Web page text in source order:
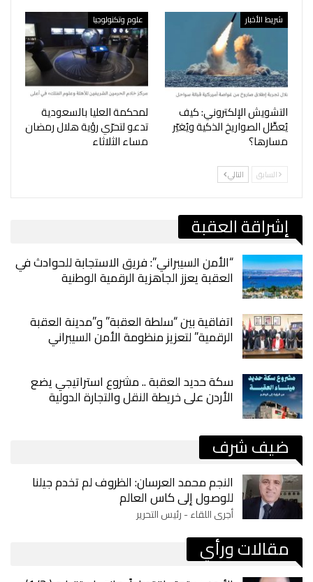
شريط الأخبار
التشويش الإلكتروني: كيف
يُعطِّل الصواريخ الذكية ويُغيّر
مسارها؟
علوم وتكنولوجيا
‎لمحكمة العليا بالسعودية
تدعو لتحرّي رؤية هلال رمضان
مساء الثلاثاء
السابق التالي
إشراقة العقبة
“الأمن السيبراني”: فريق الاستجابة للحوادث في
العقبة يعزز الجاهزية الرقمية الوطنية
اتفاقية بين “سلطة العقبة” و”مدينة العقبة
الرقمية” لتعزيز منظومة الأمن السيبراني
سكة حديد العقبة .. مشروع استراتيجي يضع
الأردن على خريطة النقل والتجارة الدولية
ضيف شرف
النجم محمد العرسان: الظروف لم تخدم جيلنا
للوصول إلى كاس العالم
أجرى اللقاء - رئيس التحرير
مقالات ورأي